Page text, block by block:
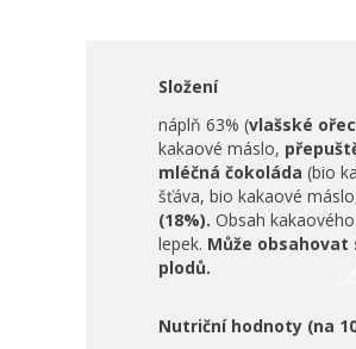
Složení
náplň 63% (vlašské
kakaové máslo,
mléčná čokoláda (bio
šťáva, bio kakaové
(18%). Obsah
lepek. Může
plodů.
Nutriční hodnoty (na